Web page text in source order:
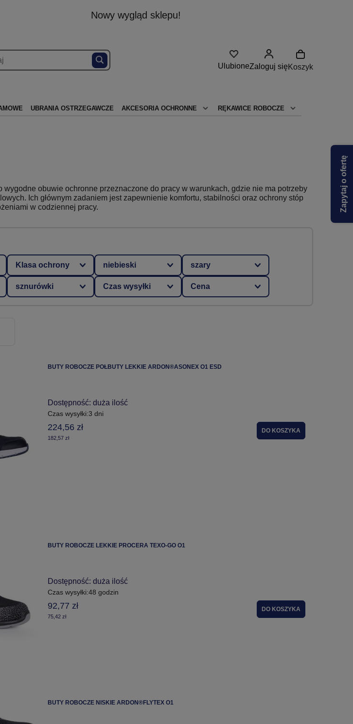
Nowy wygląd sklepu!
UlubioneZaloguj się Koszyk
UBRANIA OSTRZEGAWCZE AKCESORIA OCHRONNE RĘKAWICE ROBOCZE
wygodne obuwie ochronne przeznaczone do pracy w warunkach, gdzie nie ma potrzeby
Ich głównym zadaniem jest zapewnienie komfortu, stabilności oraz ochrony stóp
w codziennej pracy.
Klasa ochrony niebieski szary
sznurówki Czas wysyłki Cena
BUTY ROBOCZE PÓŁBUTY LEKKIE ARDON®ASONEX O1 ESD
Dostępność: duża ilość
Czas wysyłki:3 dni
224,56 zł
182,57 zł
DO KOSZYKA
BUTY ROBOCZE LEKKIE PROCERA TEXO-GO O1
Dostępność: duża ilość
Czas wysyłki:48 godzin
92,77 zł
75,42 zł
DO KOSZYKA
BUTY ROBOCZE NISKIE ARDON®FLYTEX O1
Zapytaj o ofertę